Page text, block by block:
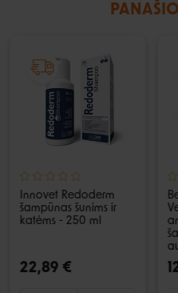
Innovet Redoderm
šampūnas šunims ir
katėms - 250 ml
22,89 €